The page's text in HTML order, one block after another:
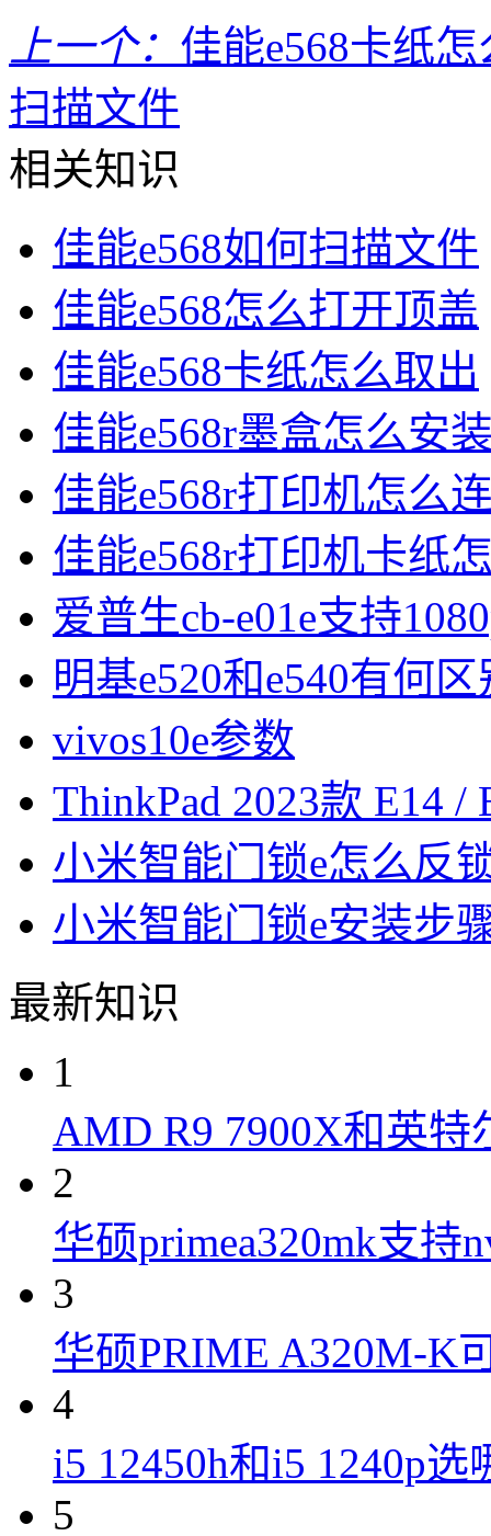
上一个： 佳能e568卡纸
扫描文件
相关知识
佳能e568如何扫描文件
佳能e568怎么打开顶盖
佳能e568卡纸怎么取出
佳能e568r墨盒怎么安
佳能e568r打印机怎么
佳能e568r打印机卡纸
爱普生cb-e01e支持
明基e520和e540有何区
vivos10e参数
ThinkPad 2023款 E14
小米智能门锁e怎么反
小米智能门锁e安装步
最新知识
1
AMD R9 7900X和英特
2
华硕primea320mk支持
3
华硕PRIME A320M-K
4
i5 12450h和i5 1240p选
5